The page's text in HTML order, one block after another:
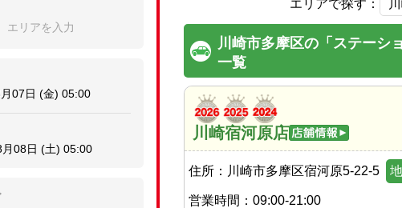
エリアで探す：
川崎市多摩区の「ステーシ
一覧
川崎宿河原店
住所： 川崎市多摩区宿河原5-22-5
営業時間： 09:00-21:00
エリアを入力
07日 (金) 05:00
08日 (土) 05:00